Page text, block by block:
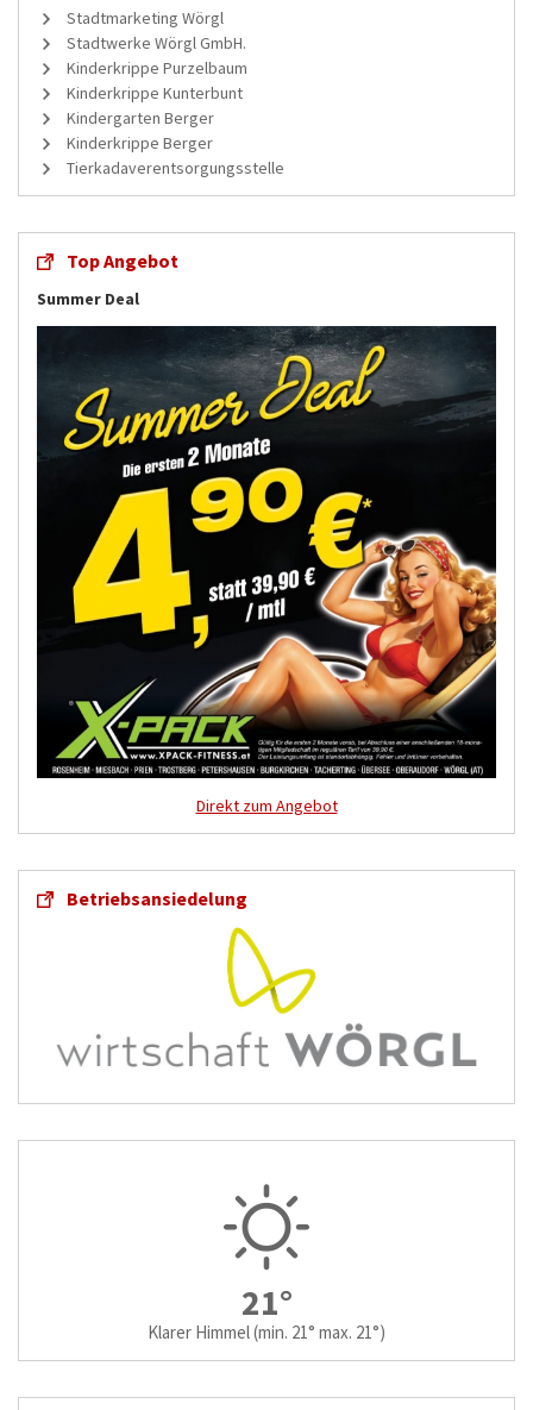
Stadtmarketing Wörgl
Stadtwerke Wörgl GmbH.
Kinderkrippe Purzelbaum
Kinderkrippe Kunterbunt
Kindergarten Berger
Kinderkrippe Berger
Tierkadaverentsorgungsstelle
Top Angebot
Summer Deal
Direkt zum Angebot
Betriebsansiedelung
21°
Klarer Himmel(min. 21° max. 21°)